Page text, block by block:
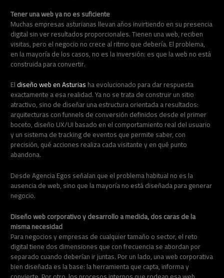
Tener una web ya no es suficiente
Muchas empresas asturianas llevan años invirtiendo en su presencia
digital sin ver resultados proporcionales. Tienen una web, reciben
visitas, pero el negocio no crece al ritmo que debería. El problema,
en la mayoría de los casos, no es la inversión: es que la web no está
construida para convertir.
Eldiseño web en Asturiasha evolucionado para dar respuesta
exactamente a esa realidad. Ya no se trata de construir un sitio
atractivo, sino de diseñar una estructura orientada a resultados:
arquitecturas con funnels de conversión definidos desde el primer
boceto, diseño UX/UI basado en el comportamiento real del usuario
y un sistema de tracking de eventos que permite saber, con
precisión, qué acciones realiza cada visitante y en qué punto
abandona.
Desde Agencia Egos señalan que el problema habitual no es la
ausencia de web, sino que la mayoría no está diseñada para generar
negocio.
Diseño web corporativo y desarrollo a medida, dos caras de la
misma necesidad
Para negocios y empresas de cualquier tamaño o sector, el reto
digital tiene dos dimensiones que con frecuencia se abordan por
separado cuando deberían ir juntas. Por un lado, una web corporativa
bien diseñada es la base: la herramienta que capta, informa y